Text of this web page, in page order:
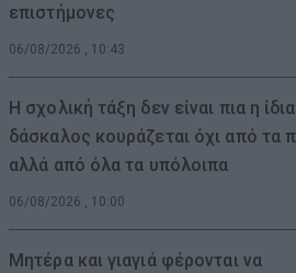
επιστήμονες
06/08/2026 , 10:43
Η σχολική τάξη δεν είναι πια η
δάσκαλος κουράζεται όχι από τα
αλλά από όλα τα υπόλοιπα
06/08/2026 , 10:00
Μητέρα και γιαγιά φέρονται να